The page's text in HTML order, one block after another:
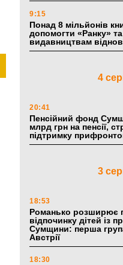
9:15
Понад 8 мільйонів
допомогти «Ранку»
видавництвам
4
20:41
Пенсійний фонд
млрд грн на пенсії,
підтримку
3
18:53
Романько розширює
відпочинку дітей із
Сумщини: перша
Австрії
18:30